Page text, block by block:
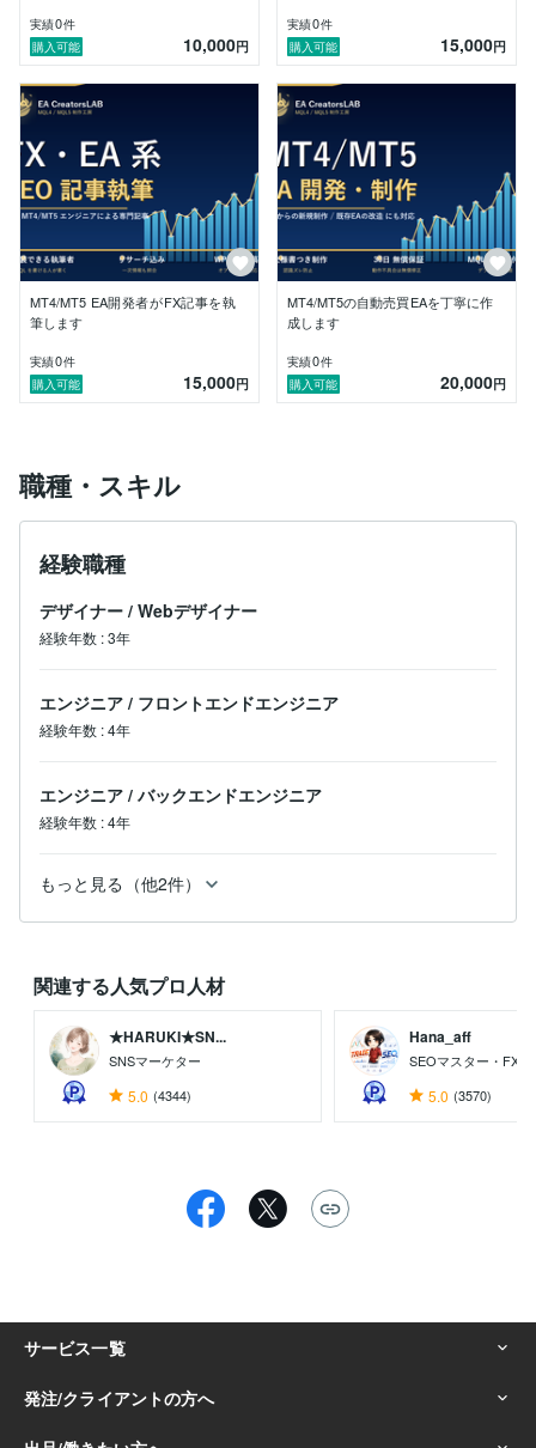
実績0件
購入可能
10,000円
実績0件
購入可能
15,000円
MT4/MT5 EA開発者がFX記事を執
筆します
実績0件
購入可能
15,000円
MT4/MT5の自動売買EAを丁寧に作
成します
実績0件
購入可能
20,000円
職種・スキル
経験職種
デザイナー / Webデザイナー
経験年数 :3年
エンジニア / フロントエンドエンジニア
経験年数 :4年
エンジニア / バックエンドエンジニア
経験年数 :4年
もっと見る（他2件）
関連する人気プロ人材
★HARUKI★SN...
SNSマーケター
5.0 (4344)
Hana_aff
SEOマスター・FX
5.0 (3570)